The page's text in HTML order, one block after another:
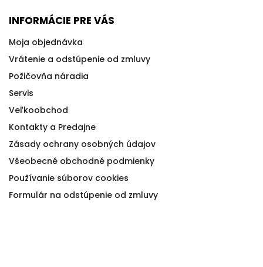
INFORMÁCIE PRE VÁS
Moja objednávka
Vrátenie a odstúpenie od zmluvy
Požičovňa náradia
Servis
Veľkoobchod
Kontakty a Predajne
Zásady ochrany osobných údajov
Všeobecné obchodné podmienky
Používanie súborov cookies
Formulár na odstúpenie od zmluvy